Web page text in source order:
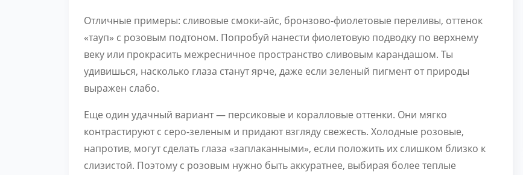
Отличные примеры: сливовые смоки-айс, бронзово-фиолетовые переливы, оттенок
«тауп» с розовым подтоном. Попробуй нанести фиолетовую подводку по верхнему
веку или прокрасить межресничное пространство сливовым карандашом. Ты
удивишься, насколько глаза станут ярче, даже если зеленый пигмент от природы
выражен слабо.
Еще один удачный вариант — персиковые и коралловые оттенки. Они мягко
контрастируют с серо-зеленым и придают взгляду свежесть. Холодные розовые,
напротив, могут сделать глаза «заплаканными», если положить их слишком близко к
слизистой. Поэтому с розовым нужно быть аккуратнее, выбирая более теплые